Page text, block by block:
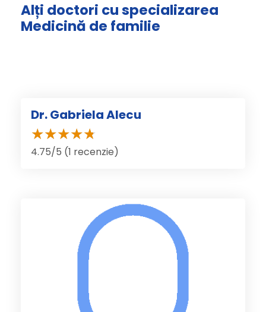
Alți doctori cu specializarea
Medicină de familie
Dr. Gabriela Alecu
4.75/5 (1 recenzie)